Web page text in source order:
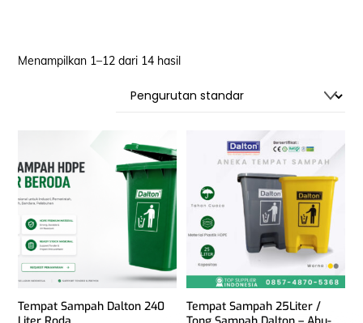
Menampilkan 1–12 dari 14 hasil
Tempat Sampah Dalton 240
Tempat Sampah 25Liter /